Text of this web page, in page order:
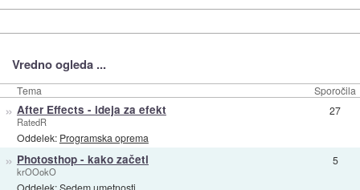
Vredno ogleda ...
Tema Sporočila
» After Effects - ideja za efekt
RatedR
Oddelek: Programska oprema
27
» Photosthop - kako začeti
krOOokO
Oddelek:Sedem umetnosti
5